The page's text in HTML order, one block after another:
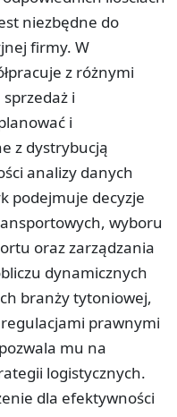
niezbędne do
firmy. W
z różnymi
i
i
z dystrybucją
analizy danych
podejmuje decyzje
wyboru
oraz zarządzania
dynamicznych
branży tytoniowej,
prawnymi
mu na
logistycznych.
dla efektywności